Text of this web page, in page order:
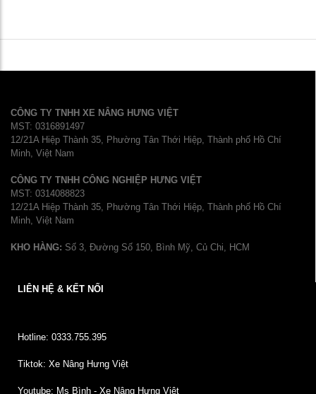
CÔNG TY TNHH XE NÂNG HƯNG VIỆT
MST: 0316891497
12/21A Hiệp Thành 35, Phường Tân Thới Hiệp, Thành phố Hồ Chí
Minh, Việt Nam
CÔNG TY TNHH CÔNG NGHIỆP HƯNG VIỆT
MST: 0314088823
12/21A Hiệp Thành 35, Phường Tân Thới Hiệp, Thành phố Hồ Chí
Minh, Việt Nam
KHO HÀNG: Số 3, Đường Số 150, Bình Mỹ, Củ Chi, HCM
LIÊN HỆ & KẾT NỐI
Hotline: 0333.755.395
Tiktok: Xe Nâng Hưng Việt
Youtube: Ms Bình - Xe Nâng Hưng Việt